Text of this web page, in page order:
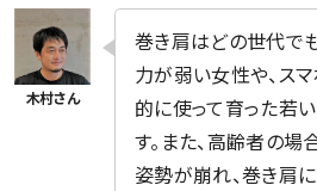
巻き肩はどの世代で
力が弱い女性や、ス
的に使って育った若
す。また、高齢者の場
姿勢が崩れ、巻き肩